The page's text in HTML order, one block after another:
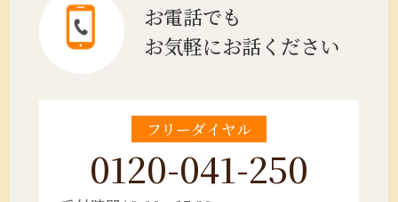
お電話でも
お気軽にお話ください
フリーダイヤル
0120-041-250